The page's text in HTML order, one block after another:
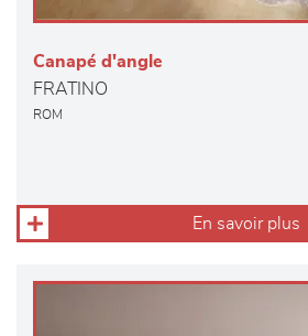
Canapé d'angle
FRATINO
ROM
En savoir plus